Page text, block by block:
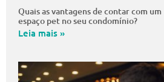
Quais as vantagens de contar com um
espaço pet no seu condomínio?
Leia mais »